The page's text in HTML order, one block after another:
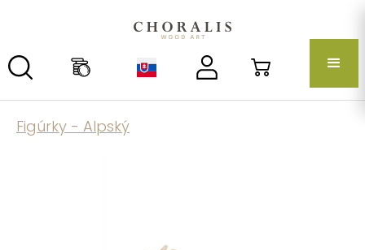
Figúrky - Alpský